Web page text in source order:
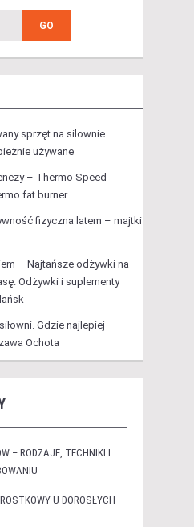
sprzęt na siłownie.
używane
– Thermo Speed
fat burner
fizyczna latem – majtki
– Najtańsze odżywki na
Odżywki i suplementy
Gdzie najlepiej
Ochota
– RODZAJE, TECHNIKI I
U DOROSŁYCH –